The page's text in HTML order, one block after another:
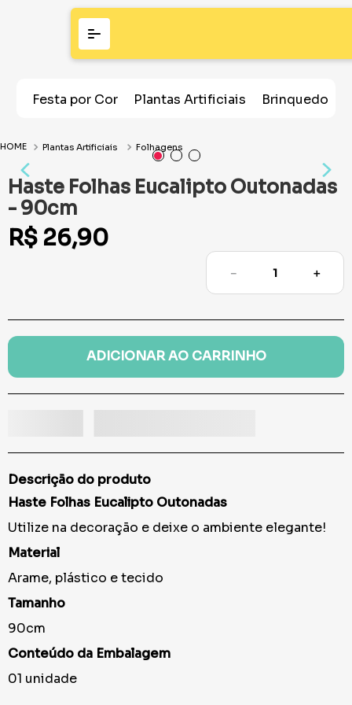
Festa por Cor Plantas Artificiais Brinquedos
Plantas Artificiais Folhagens
Haste Folhas Eucalipto Outonadas
- 90cm
R$ 26,90
＋
－
ADICIONAR AO CARRINHO
Descrição do produto
Haste Folhas Eucalipto Outonadas
Utilize na decoração e deixe o ambiente elegante!
Material
Arame, plástico e tecido
Tamanho
90cm
Conteúdo da Embalagem
01 unidade